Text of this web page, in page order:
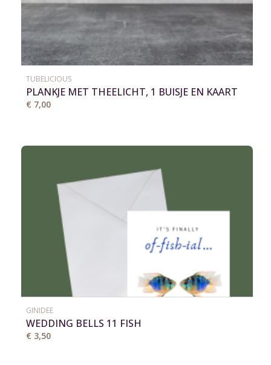
TUBELICIOUS
PLANKJE MET THEELICHT, 1 BUISJE EN KAART
€ 7,00
GINIDEE
WEDDING BELLS 11 FISH
€ 3,50